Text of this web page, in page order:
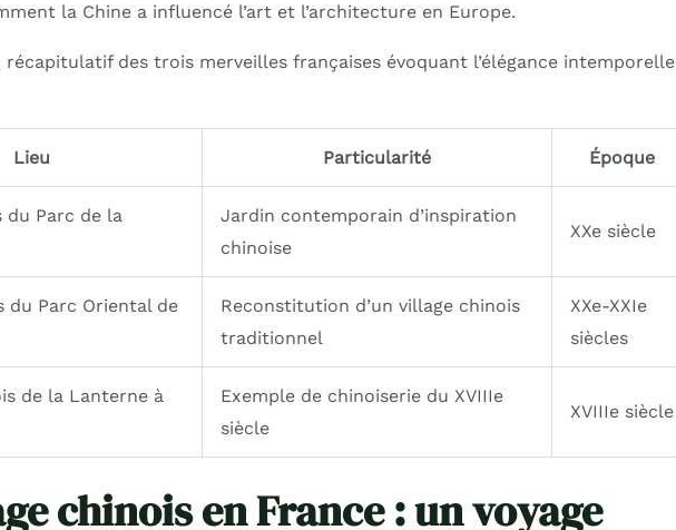
la Chine a influencé l’art et l’architecture en Europe.
récapitulatif des trois merveilles françaises évoquant l’élégance intemporelle
Lieu Particularité Époque
du Parc de la
Jardin contemporain d’inspiration
chinoise
XXe siècle
du Parc Oriental de
Reconstitution d’un village chinois
traditionnel
XXe-XXIe
siècles
de la Lanterne à
Exemple de chinoiserie du XVIIIe
siècle
XVIIIe siècle
chinois en France : un voyage